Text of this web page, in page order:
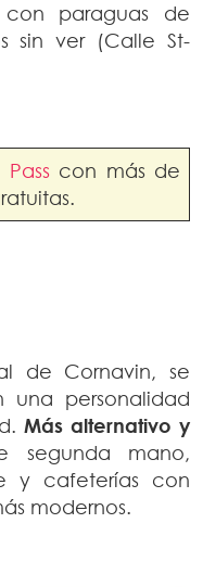
paraguas de
sin ver (Calle St-
con más de
de Cornavin, se
una personalidad
Más alternativo y
segunda mano,
y cafeterías con
modernos.